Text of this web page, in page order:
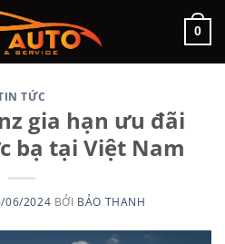
0
TỨC
gia hạn ưu đãi
bạ tại Việt Nam
06/2024 BỞI BẢO THANH